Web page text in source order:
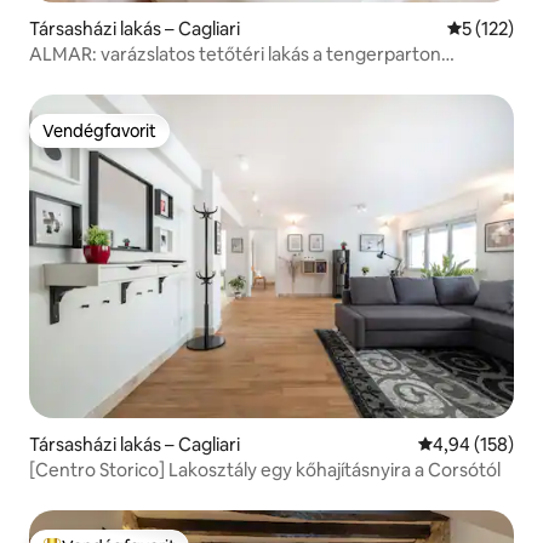
Társasházi lakás – Cagliari Átlagos
5 (122)
ALMAR: varázslatos tetőtéri lakás a tengerparton
Vendégfavorit
Vendégfavorit
Társasházi lakás – Cagliari Átlagos
4,94 (158)
[Centro Storico] Lakosztály egy kőhajításnyira a Corsótól